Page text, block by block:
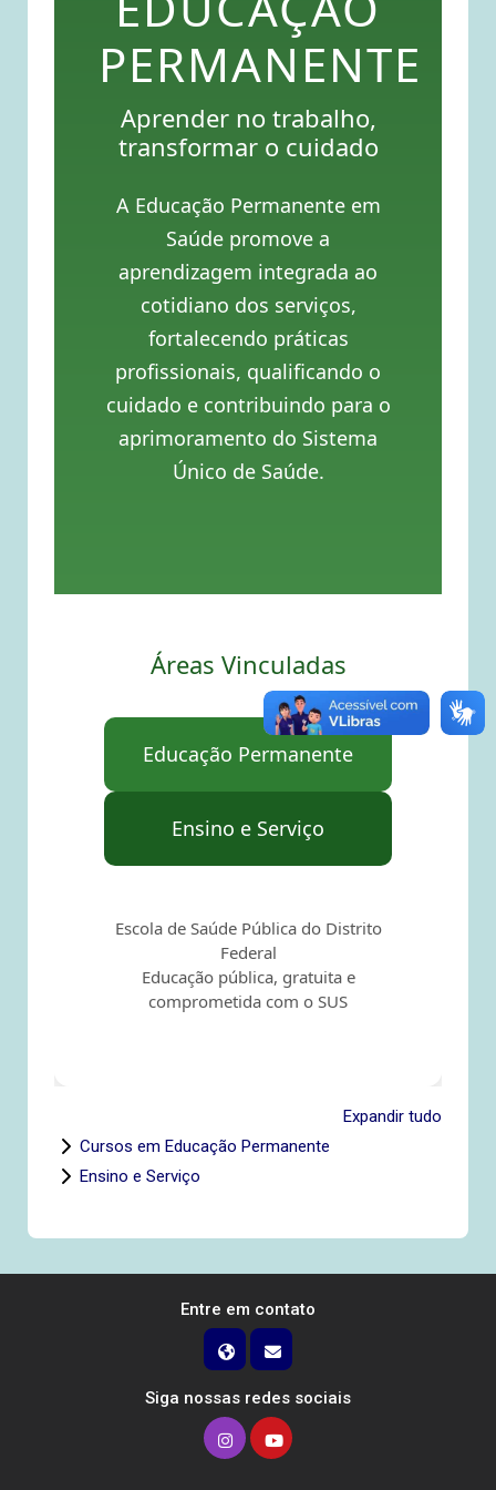
PERMANENTE
Aprender no trabalho,
transformar o cuidado
A Educação Permanente em
Saúde promove a
aprendizagem integrada ao
cotidiano dos serviços,
fortalecendo práticas
profissionais, qualificando o
cuidado e contribuindo para o
aprimoramento do Sistema
Único de Saúde.
Áreas Vinculadas
Educação Permanente
Ensino e Serviço
Escola de Saúde Pública do Distrito
Federal
Educação pública, gratuita e
comprometida com o SUS
Expandir tudo
Cursos em Educação Permanente
Ensino e Serviço
Entre em contato
Siga nossas redes sociais